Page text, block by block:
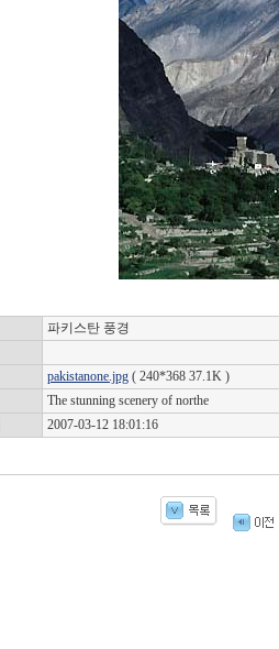
파키스탄 풍경
pakistanone.jpg( 240*368 37.1K )
The stunning scenery of northe
2007-03-12 18:01:16